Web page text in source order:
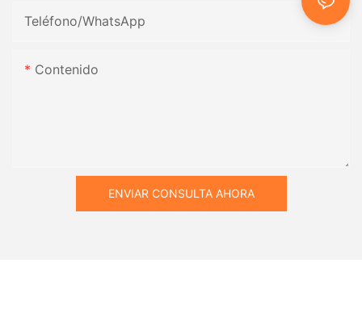
Teléfono/WhatsApp
Contenido
ENVIAR CONSULTA AHORA